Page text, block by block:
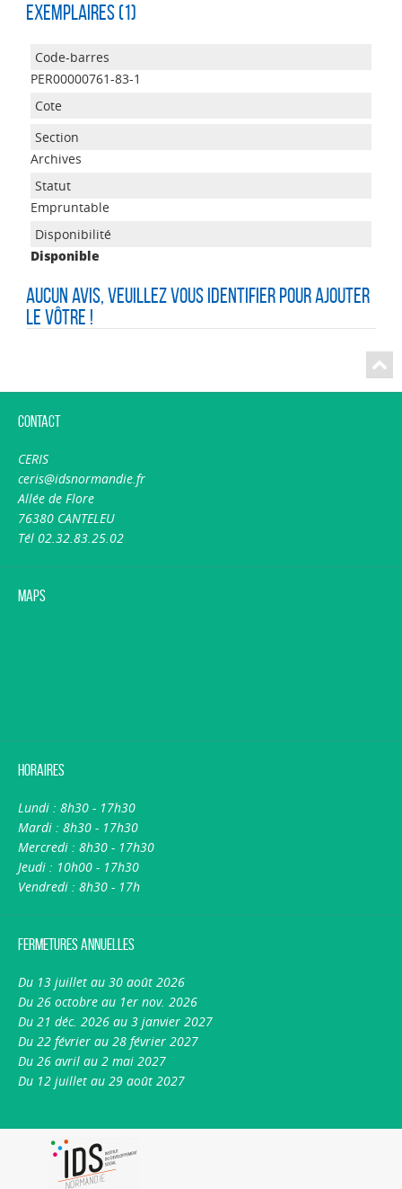
Exemplaires (1)
PER00000761-83-1
Archives
Empruntable
Disponible
Aucun avis, veuillez vous identifier pour ajouter
le vôtre !
Contact
CERIS
ceris@idsnormandie.fr
Allée de Flore
76380 CANTELEU
Tél 02.32.83.25.02
Maps
Horaires
Lundi : 8h30 - 17h30
Mardi : 8h30 - 17h30
Mercredi : 8h30 - 17h30
Jeudi : 10h00 - 17h30
Vendredi : 8h30 - 17h
Fermetures annuelles
Du 13 juillet au 30 août 2026
Du 26 octobre au 1er nov. 2026
Du 21 déc. 2026 au 3 janvier 2027
Du 22 février au 28 février 2027
Du 26 avril au 2 mai 2027
Du 12 juillet au 29 août 2027